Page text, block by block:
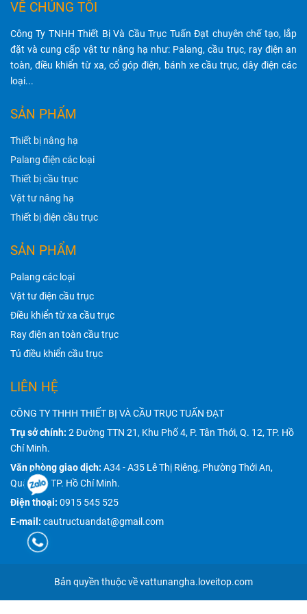
VỀ CHÚNG TÔI
Công Ty TNHH Thiết Bị Và Cầu Trục Tuấn Đạt chuyên chế tạo, lắp
đặt và cung cấp vật tư nâng hạ như: Palang, cầu trục, ray điện an
toàn, điều khiển từ xa, cổ góp điện, bánh xe cầu trục, dây điện các
loại...
SẢN PHẨM
Thiết bị nâng hạ
Palang điện các loại
Thiết bị cầu trục
Vật tư nâng hạ
Thiết bị điện cầu trục
SẢN PHẨM
Palang các loại
Vật tư điện cầu trục
Điều khiển từ xa cầu trục
Ray điện an toàn cầu trục
Tủ điều khiển cầu trục
LIÊN HỆ
CÔNG TY THHH THIẾT BỊ VÀ CẦU TRỤC TUẤN ĐẠT
Trụ sở chính: 2 Đường TTN 21, Khu Phố 4, P. Tân Thới, Q. 12, TP. Hồ
Chí Minh.
Văn phòng giao dịch: A34 - A35 Lê Thị Riêng, Phường Thới An,
Quận 12, TP. Hồ Chí Minh.
Điện thoại: 0915 545 525
E-mail: cautructuandat@gmail.com
Bản quyền thuộc về vattunangha.loveitop.com